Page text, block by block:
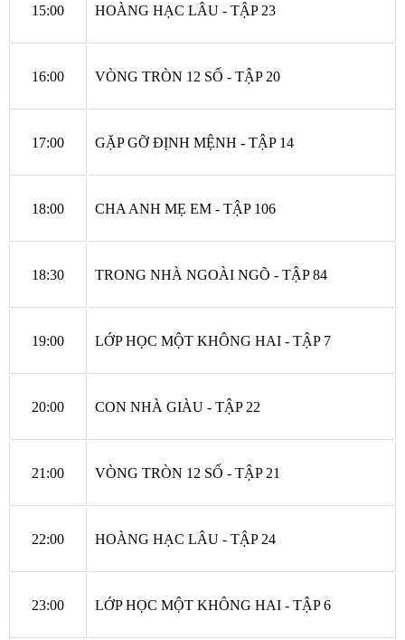
15:00 HOÀNG HẠC LÂU - TẬP 23
16:00 VÒNG TRÒN 12 SỐ - TẬP 20
17:00 GẶP GỠ ĐỊNH MỆNH - TẬP 14
18:00 CHA ANH MẸ EM - TẬP 106
18:30 TRONG NHÀ NGOÀI NGÕ - TẬP 84
19:00 LỚP HỌC MỘT KHÔNG HAI - TẬP 7
20:00 CON NHÀ GIÀU - TẬP 22
21:00 VÒNG TRÒN 12 SỐ - TẬP 21
22:00 HOÀNG HẠC LÂU - TẬP 24
23:00 LỚP HỌC MỘT KHÔNG HAI - TẬP 6